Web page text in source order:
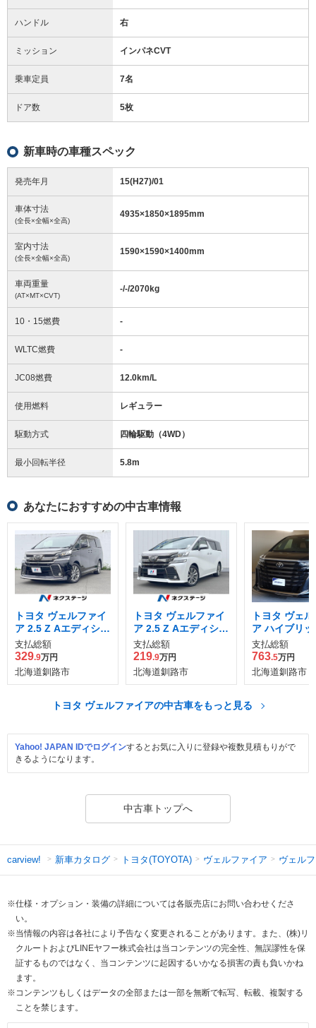
ハンドル 右
ミッション インパネCVT
乗車定員 7名
ドア数 5枚
新車時の車種スペック
発売年月 15(H27)/01
車体寸法
(全長×全幅×全高)
4935×1850×1895mm
室内寸法
(全長×全幅×全高)
1590×1590×1400mm
車両重量
(AT×MT×CVT)
-/-/2070kg
10・15燃費 -
WLTC燃費 -
JC08燃費 12.0km/L
使用燃料 レギュラー
駆動方式 四輪駆動（4WD）
最小回転半径 5.8m
あなたにおすすめの中古車情報
トヨタ ヴェルファイ
ア 2.5 Z Aエディショ
ン ゴールデンアイズ
4WD
支払総額
329.9万円
北海道釧路市
トヨタ ヴェルファイ
ア 2.5 Z Aエディショ
ン ゴールデンアイズ
4WD
支払総額
219.9万円
北海道釧路市
トヨタ ヴェ
ア ハイブリ
Zプレミア E-
WD
支払総額
763.5万円
北海道釧路市
トヨタ ヴェルファイアの中古車をもっと見る
Yahoo! JAPAN IDでログインするとお気に入りに登録や複数見積もりがで
きるようになります。
中古車トップへ
carview! 新車カタログ トヨタ(TOYOTA) ヴェルファイア ヴェル
※仕様・オプション・装備の詳細については各販売店にお問い合わせくださ
い。
※当情報の内容は各社により予告なく変更されることがあります。また、(株)リ
クルートおよびLINEヤフー株式会社は当コンテンツの完全性、無誤謬性を保
証するものではなく、当コンテンツに起因するいかなる損害の責も負いかね
ます。
※コンテンツもしくはデータの全部または一部を無断で転写、転載、複製する
ことを禁じます。